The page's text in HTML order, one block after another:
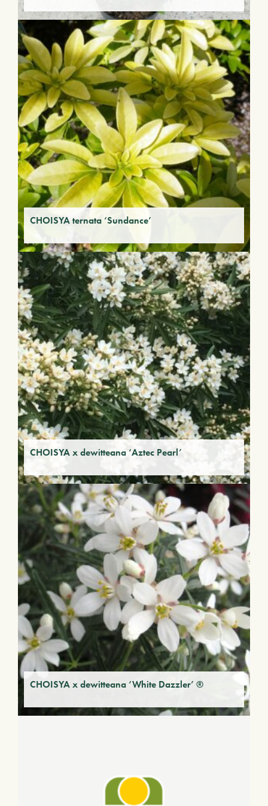
CHOISYA ternata ‘Sundance’
CHOISYA x dewitteana ‘Aztec Pearl’
CHOISYA x dewitteana ‘White Dazzler’ ®